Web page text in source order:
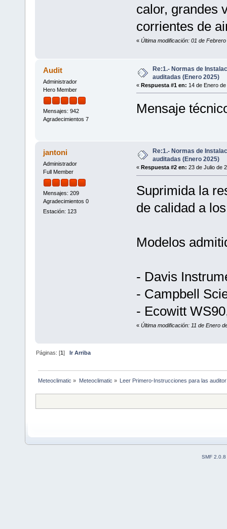
calor, grandes
corrientes de
« Última modificación: 01 de
Audit
Administrador
Hero Member
Mensajes: 942
Agradecimientos 7
Re:1.- Normas de
auditadas (Enero 2025)
« Respuesta #1 en: 14 de Enero
Mensaje
jantoni
Administrador
Full Member
Mensajes: 209
Agradecimientos 0
Estación: 123
Re:1.- Normas de
auditadas (Enero 2025)
« Respuesta #2 en: 23 de Julio de
Suprimida la
de calidad a
Modelos
- Davis
- Campbell
- Ecowitt
« Última modificación: 11 de Enero
Páginas: [1] Ir Arriba
Meteoclimatic » Meteoclimatic » Leer Primero-Instrucciones para las
SMF 2.0.8